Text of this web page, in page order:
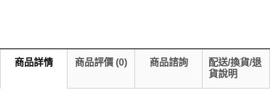
商品詳情 商品評價 (0) 商品諮詢
配送/換貨/退
貨說明